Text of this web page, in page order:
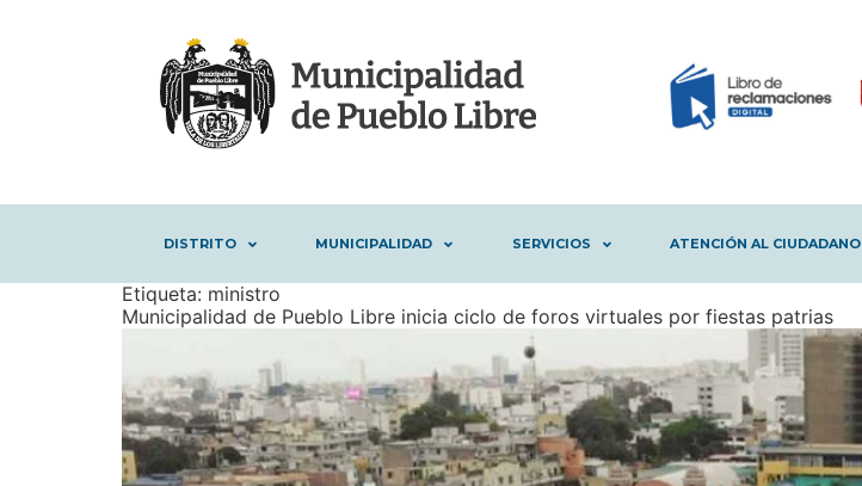
DISTRITO MUNICIPALIDAD SERVICIOS ATENCIÓN AL CIUDADANO
Etiqueta: ministro
Municipalidad de Pueblo Libre inicia ciclo de foros virtuales por fiestas patrias